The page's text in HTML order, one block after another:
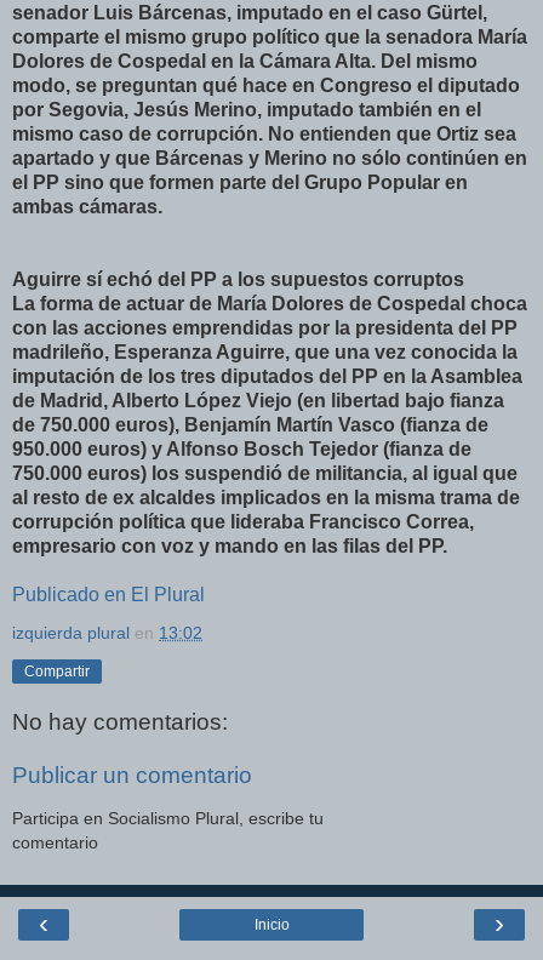
senador Luis Bárcenas, imputado en el caso Gürtel,
comparte el mismo grupo político que la senadora María
Dolores de Cospedal en la Cámara Alta. Del mismo
modo, se preguntan qué hace en Congreso el diputado
por Segovia, Jesús Merino, imputado también en el
mismo caso de corrupción. No entienden que Ortiz sea
apartado y que Bárcenas y Merino no sólo continúen en
el PP sino que formen parte del Grupo Popular en
ambas cámaras.
Aguirre sí echó del PP a los supuestos corruptos
La forma de actuar de María Dolores de Cospedal choca
con las acciones emprendidas por la presidenta del PP
madrileño, Esperanza Aguirre, que una vez conocida la
imputación de los tres diputados del PP en la Asamblea
de Madrid, Alberto López Viejo (en libertad bajo fianza
de 750.000 euros), Benjamín Martín Vasco (fianza de
950.000 euros) y Alfonso Bosch Tejedor (fianza de
750.000 euros) los suspendió de militancia, al igual que
al resto de ex alcaldes implicados en la misma trama de
corrupción política que lideraba Francisco Correa,
empresario con voz y mando en las filas del PP.
Publicado en El Plural
izquierda plural en 13:02
Compartir
No hay comentarios:
Publicar un comentario
Participa en Socialismo Plural, escribe tu
comentario
‹ ›
Inicio